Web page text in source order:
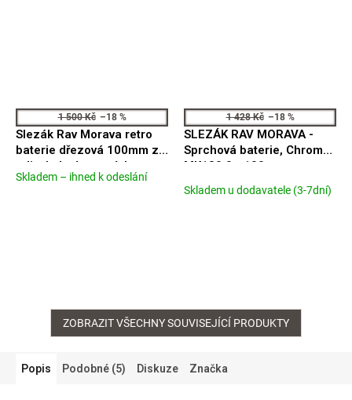
1 500 Kč –18 %
Slezák Rav Morava retro
baterie dřezová 100mm ze
zdi s kulatým ramínkem
MK101.0/21
Průměrné
Skladem – ihned k odeslání
1 428 Kč –18 %
SLEZÁK RAV MORAVA -
Sprchová baterie, Chrom
MK180.0 - 100 mm
Skladem u dodavatele (3-7dní)
ZOBRAZIT VŠECHNY SOUVISEJÍCÍ PRODUKTY
Popis Podobné (5) Diskuze Značka